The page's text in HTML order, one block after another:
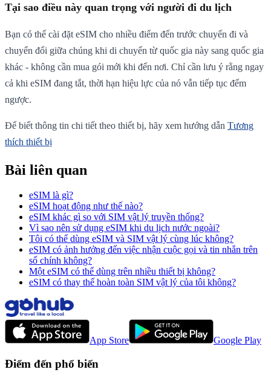
Tại sao điều này quan trọng với người đi du lịch
Bạn có thể cài đặt eSIM cho nhiều điểm đến trước chuyến đi và
chuyển đổi giữa chúng khi di chuyển từ quốc gia này sang quốc gia
khác - không cần mua gói mới khi đến nơi. Chỉ cần lưu ý rằng ngay
cả khi eSIM đang tắt, thời hạn hiệu lực của nó vẫn tiếp tục đếm
ngược.
Để biết thông tin chi tiết theo thiết bị, hãy xem hướng dẫn Tương
thích thiết bị
Bài liên quan
eSIM là gì?
eSIM hoạt động như thế nào?
eSIM khác gì so với SIM vật lý truyền thống?
Vì sao nên sử dụng eSIM khi du lịch nước ngoài?
Tôi có thể dùng eSIM và SIM vật lý cùng lúc không?
eSIM có ảnh hưởng đến việc nhận cuộc gọi và tin nhắn trên
số chính không?
Một eSIM có thể dùng trên nhiều thiết bị không?
eSIM có thay thế hoàn toàn SIM vật lý của tôi không?
App Store Google Play
Điểm đến phổ biến